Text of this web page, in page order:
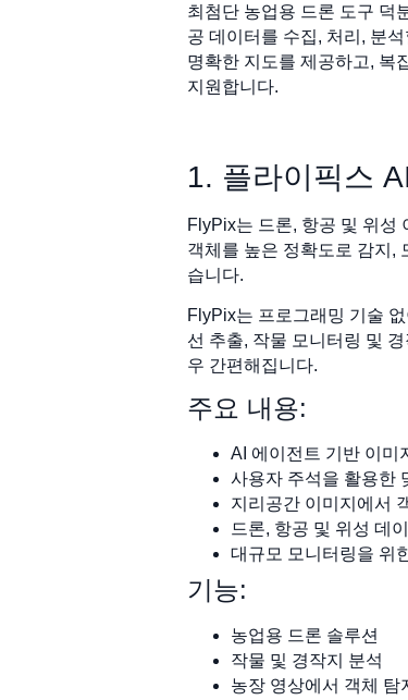
최첨단 농업용 드론 도구 덕
공 데이터를 수집, 처리, 분
명확한 지도를 제공하고, 복
지원합니다.
1. 플라이픽스
FlyPix는 드론, 항공 및 위성
객체를 높은 정확도로 감지,
습니다.
FlyPix는 프로그래밍 기술
선 추출, 작물 모니터링 및
우 간편해집니다.
주요 내용:
AI 에이전트 기반 이미
사용자 주석을 활용한
지리공간 이미지에서
드론, 항공 및 위성 데
대규모 모니터링을 위
기능:
농업용 드론 솔루션
작물 및 경작지 분석
농장 영상에서 객체 탐